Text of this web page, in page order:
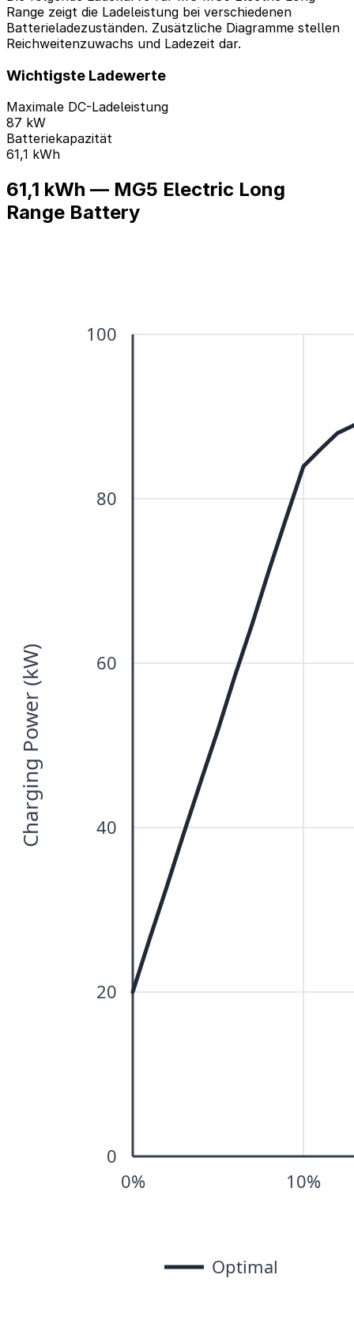
Range zeigt die Ladeleistung bei verschiedenen
Batterieladezuständen. Zusätzliche Diagramme stellen
Reichweitenzuwachs und Ladezeit dar.
Wichtigste Ladewerte
Maximale DC-Ladeleistung
87 kW
Batteriekapazität
61,1 kWh
61,1 kWh — MG5 Electric Long
Range Battery